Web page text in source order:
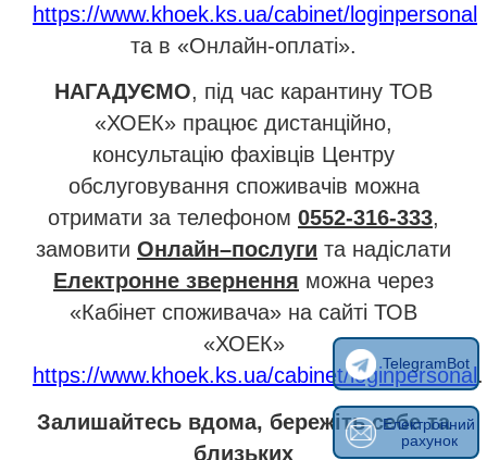
https://www.khoek.ks.ua/cabinet/loginpersonal
та в «Онлайн-оплаті».
НАГАДУЄМО, під час карантину ТОВ
«ХОЕК» працює дистанційно,
консультацію фахівців Центру
обслуговування споживачів можна
отримати за телефоном 0552-316-333,
замовити Онлайн–послуги та надіслати
Електронне звернення можна через
«Кабінет споживача» на сайті ТОВ
«ХОЕК»
https://www.khoek.ks.ua/cabinet/loginpersonal .
Залишайтесь вдома, бережіть себе та
близьких
TelegramBot
Електронний
рахунок